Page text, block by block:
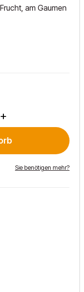
am Gaumen
+
Sie benötigen mehr?